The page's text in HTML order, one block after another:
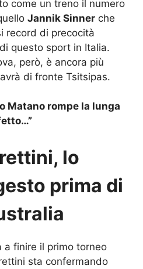
come un treno il numero
Jannik Sinner che
record di precocità
questo sport in Italia.
però, è ancora più
di fronte Tsitsipas.
Matano rompe la lunga
lo
prima di
a finire il primo torneo
sta confermando